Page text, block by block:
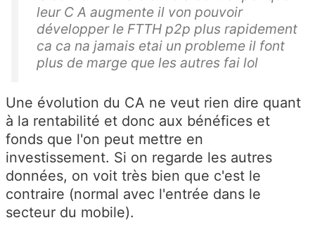
leur C A augmente il von pouvoir
développer le FTTH p2p plus rapidement
ca ca na jamais etai un probleme il font
plus de marge que les autres fai lol
Une évolution du CA ne veut rien dire quant
à la rentabilité et donc aux bénéfices et
fonds que l'on peut mettre en
investissement. Si on regarde les autres
données, on voit très bien que c'est le
contraire (normal avec l'entrée dans le
secteur du mobile).